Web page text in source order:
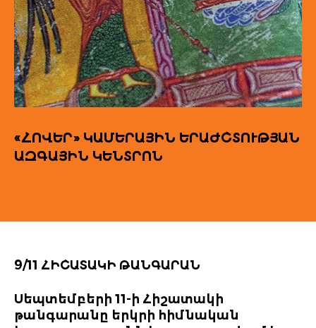
«ՀՈՎԵՐ» ԿԱՄԵՐԱՅԻՆ ԵՐԱԺՇՏՈՒԹՅԱՆ
ԱԶԳԱՅԻՆ ԿԵՆՏՐՈՆ
9/11 ՀԻՇԱՏԱԿԻ ԹԱՆԳԱՐԱՆ
Սեպտեմբերի 11-ի Հիշատակի
թանգարանը երկրի հիմնական